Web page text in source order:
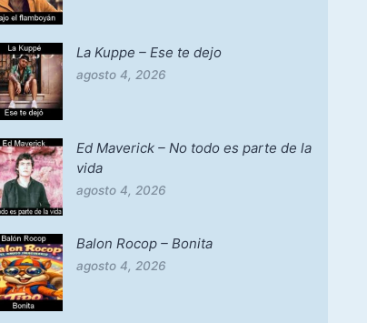
La Kuppe – Ese te dejo
agosto 4, 2026
Ed Maverick – No todo es parte de la
vida
agosto 4, 2026
Balon Rocop – Bonita
agosto 4, 2026